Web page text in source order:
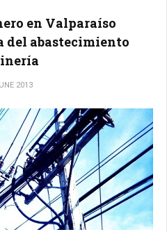
en Valparaíso
del abastecimiento
2013